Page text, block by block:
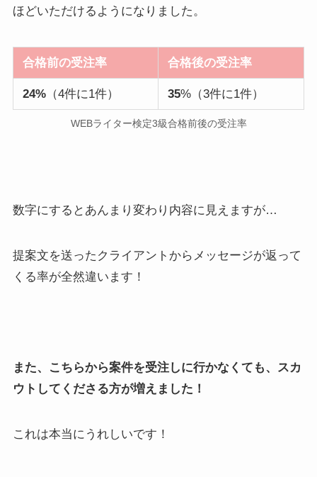
ほどいただけるようになりました。
合格前の受注率 合格後の受注率
24%（4件に1件） 35%（3件に1件）
WEBライター検定3級合格前後の受注率
数字にするとあんまり変わり内容に見えますが…
提案文を送ったクライアントからメッセージが返って
くる率が全然違います！
また、こちらから案件を受注しに行かなくても、スカ
ウトしてくださる方が増えました！
これは本当にうれしいです！